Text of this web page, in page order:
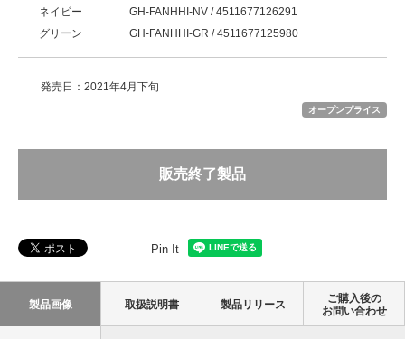
ネイビー
GH-FANHHI-NV / 4511677126291
グリーン
GH-FANHHI-GR / 4511677125980
発売日：2021年4月下旬
オープンプライス
販売終了製品
Pin It
製品画像 取扱説明書 製品リリース
ご購入後の
お問い合わせ